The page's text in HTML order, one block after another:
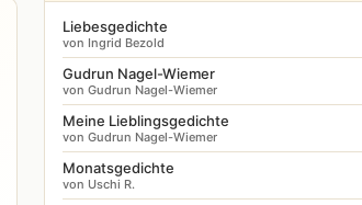
Liebesgedichte
von Ingrid Bezold
Gudrun Nagel-Wiemer
von Gudrun Nagel-Wiemer
Meine Lieblingsgedichte
von Gudrun Nagel-Wiemer
Monatsgedichte
von Uschi R.